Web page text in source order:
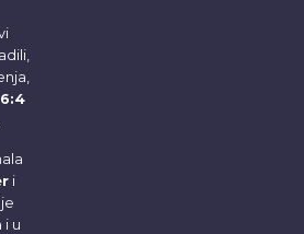
i
je
i u